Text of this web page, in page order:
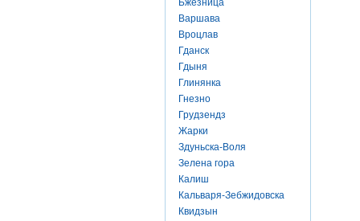
Бжезница
Варшава
Вроцлав
Гданск
Гдыня
Глинянка
Гнезно
Грудзендз
Жарки
Здуньска-Воля
Зелена гора
Калиш
Кальваря-Зебжидовска
Квидзын